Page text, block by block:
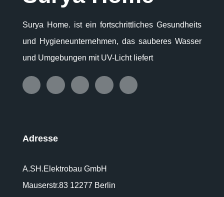
Surya Home. ist ein fortschrittliches Gesundheits
und Hygieneunternehmen, das sauberes Wasser
und Umgebungen mit UV-Licht liefert
Adresse
A.SH.Elektrobau GmbH
Mauserstr.83 12277 Berlin